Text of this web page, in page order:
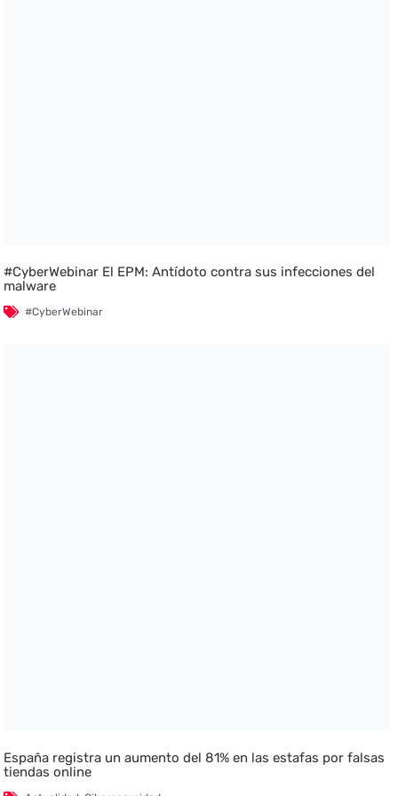
#CyberWebinar El EPM: Antídoto contra sus infecciones del
malware
#CyberWebinar
España registra un aumento del 81% en las estafas por falsas
tiendas online